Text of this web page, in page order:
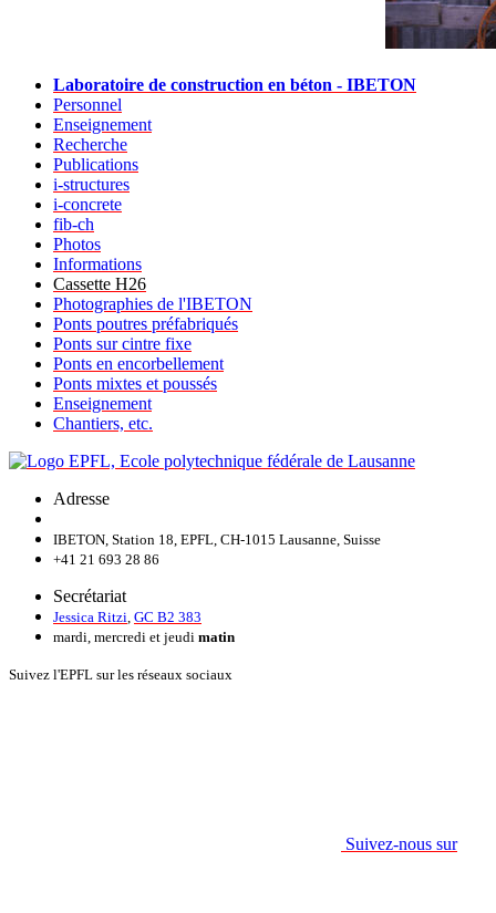
Laboratoire de construction en béton - IBETON
Personnel
Enseignement
Recherche
Publications
i-structures
i-concrete
fib-ch
Photos
Informations
Cassette H26
Photographies de l'IBETON
Ponts poutres préfabriqués
Ponts sur cintre fixe
Ponts en encorbellement
Ponts mixtes et poussés
Enseignement
Chantiers, etc.
Adresse
IBETON, Station 18, EPFL, CH-1015 Lausanne, Suisse
+41 21 693 28 86
Secrétariat
Jessica Ritzi GC B2 383
mardi, mercredi et jeudi matin
Suivez l'EPFL sur les réseaux sociaux
Suivez-nous sur